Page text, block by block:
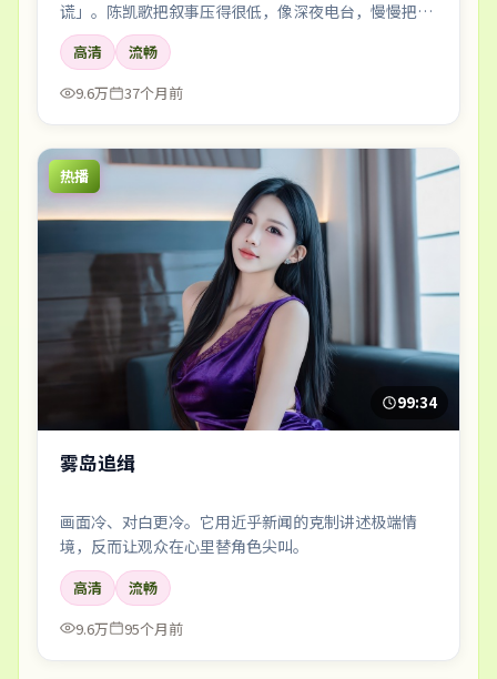
谎」。陈凯歌把叙事压得很低，像深夜电台，慢慢把听
众引进雾里。
高清
流畅
9.6万
37个月前
热播
99:34
雾岛追缉
画面冷、对白更冷。它用近乎新闻的克制讲述极端情
境，反而让观众在心里替角色尖叫。
高清
流畅
9.6万
95个月前